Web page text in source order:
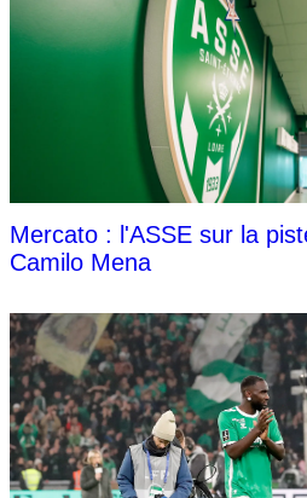
Mercato : l'ASSE sur la
Camilo Mena